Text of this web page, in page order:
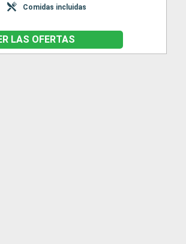
Comidas incluidas
LAS OFERTAS